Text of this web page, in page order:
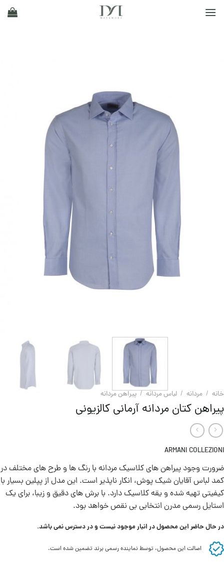
خانه / مردانه / لباس مردانه / پیراهن مردانه
پیراهن کتان مردانه آرمانی کالزیونی
ARMANI COLLEZIONI
ضرورت وجود پیراهن های کلاسیک مردانه با رنگ ها و طرح های مختلف در
کمد لباس آقایان شیک پوش،‌ انکار ناپذیر است. این مدل از پپلین بسیار با
کیفیتی تهیه شده و یقه کلاسیک دارد. با برش های دقیق و زیبا، برای یک
استایل رسمی مدرن انتخابی بی نقص خواهد بود.
در حال حاضر این محصول در انبار موجود نیست و در دسترس نمی باشد.
اصالت این محصول، توسط نماینده رسمی برند تضمین شده است.